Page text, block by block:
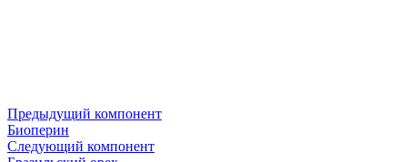
Предыдущий компонент
Биоперин
Следующий компонент